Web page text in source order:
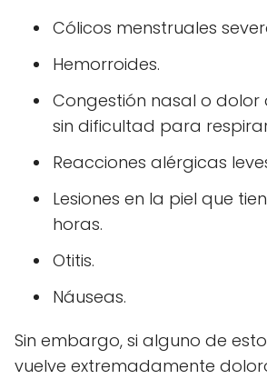
Cólicos menstruales
Hemorroides.
Congestión nasal o
sin dificultad para
Reacciones alérgicas
Lesiones en la piel que
horas.
Otitis.
Náuseas.
Sin embargo, si alguno de
vuelve extremadamente